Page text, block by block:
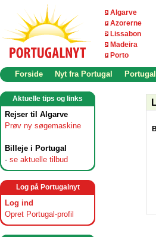
Algarve
Azorerne
Lissabon
Madeira
Porto
Forside Nyt fra Portugal
Aktuelle tips og links
Rejser til Algarve
Prøv ny søgemaskine
Billeje i Portugal
- se aktuelle tilbud
Log på Portugalnyt
Log ind
Opret Portugal-profil